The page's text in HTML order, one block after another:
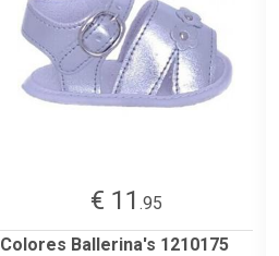
€ 11 .95
Colores Ballerina's 1210175